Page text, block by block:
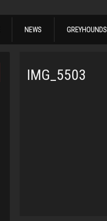
NEWS GREYHOUNDS
IMG_5503